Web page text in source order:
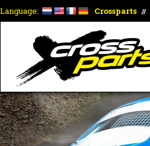
Language: Crossparts //